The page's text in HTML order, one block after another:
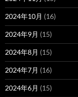
2024年10月 (16)
2024年9月 (15)
2024年8月 (15)
2024年7月 (16)
2024年6月 (15)